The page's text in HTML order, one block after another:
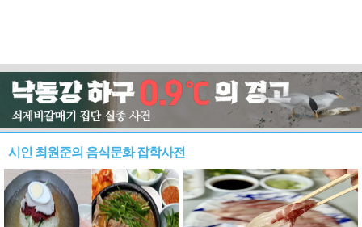
시인 최원준의 음식문화 잡학사전